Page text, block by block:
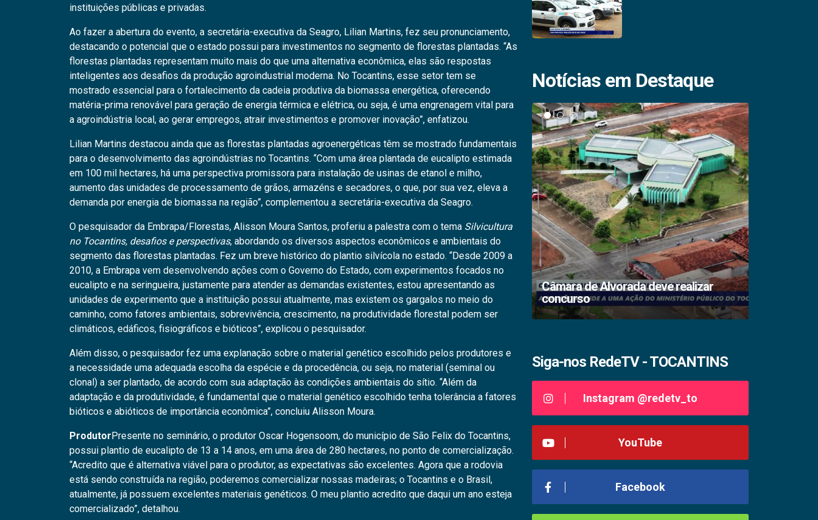
instituições públicas e privadas.
Ao fazer a abertura do evento, a secretária-executiva da Seagro, Lilian Martins, fez seu pronunciamento,
destacando o potencial que o estado possui para investimentos no segmento de florestas plantadas. “As
florestas plantadas representam muito mais do que uma alternativa econômica, elas são respostas
inteligentes aos desafios da produção agroindustrial moderna. No Tocantins, esse setor tem se
mostrado essencial para o fortalecimento da cadeia produtiva da biomassa energética, oferecendo
matéria-prima renovável para geração de energia térmica e elétrica, ou seja, é uma engrenagem vital para
a agroindústria local, ao gerar empregos, atrair investimentos e promover inovação”, enfatizou.
Lilian Martins destacou ainda que as florestas plantadas agroenergéticas têm se mostrado fundamentais
para o desenvolvimento das agroindústrias no Tocantins. “Com uma área plantada de eucalipto estimada
em 100 mil hectares, há uma perspectiva promissora para instalação de usinas de etanol e milho,
aumento das unidades de processamento de grãos, armazéns e secadores, o que, por sua vez, eleva a
demanda por energia de biomassa na região”, complementou a secretária-executiva da Seagro.
O pesquisador da Embrapa/Florestas, Alisson Moura Santos, proferiu a palestra com o tema Silvicultura
no Tocantins, desafios e perspectivas, abordando os diversos aspectos econômicos e ambientais do
segmento das florestas plantadas. Fez um breve histórico do plantio silvícola no estado. “Desde 2009 a
2010, a Embrapa vem desenvolvendo ações com o Governo do Estado, com experimentos focados no
eucalipto e na seringueira, justamente para atender as demandas existentes, estou apresentando as
unidades de experimento que a instituição possui atualmente, mas existem os gargalos no meio do
caminho, como fatores ambientais, sobrevivência, crescimento, na produtividade florestal podem ser
climáticos, edáficos, fisiográficos e bióticos”, explicou o pesquisador.
Além disso, o pesquisador fez uma explanação sobre o material genético escolhido pelos produtores e
a necessidade uma adequada escolha da espécie e da procedência, ou seja, no material (seminal ou
clonal) a ser plantado, de acordo com sua adaptação às condições ambientais do sítio. “Além da
adaptação e da produtividade, é fundamental que o material genético escolhido tenha tolerância a fatores
bióticos e abióticos de importância econômica”, concluiu Alisson Moura.
ProdutorPresente no seminário, o produtor Oscar Hogensoom, do município de São Felix do Tocantins,
possui plantio de eucalipto de 13 a 14 anos, em uma área de 280 hectares, no ponto de comercialização.
“Acredito que é alternativa viável para o produtor, as expectativas são excelentes. Agora que a rodovia
está sendo construída na região, poderemos comercializar nossas madeiras; o Tocantins e o Brasil,
atualmente, já possuem excelentes materiais genéticos. O meu plantio acredito que daqui um ano esteja
comercializado”, detalhou.
Notícias em Destaque
Academia palmense de letras abre
inscrições
Câmara de Alvorada deve realizar
concurso
Siga-nos RedeTV - TOCANTINS
Instagram @redetv_to
YouTube
Facebook